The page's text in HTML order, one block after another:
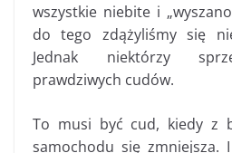
wszystkie niebite i
do tego zdążyliśmy się
Jednak niektórzy
prawdziwych cudów.
To musi być cud, kiedy z
samochodu się zmniejsza.